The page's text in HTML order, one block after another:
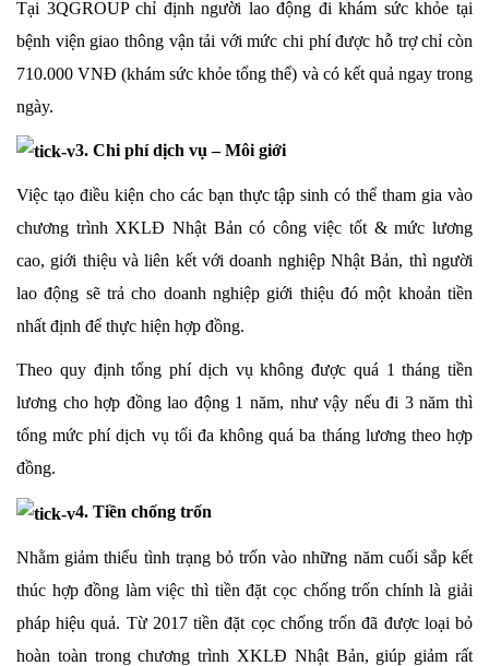
Tại 3QGROUP chỉ định người lao động đi khám sức khỏe tại
bệnh viện giao thông vận tải với mức chi phí được hỗ trợ chỉ còn
710.000 VNĐ (khám sức khỏe tổng thể) và có kết quả ngay trong
ngày.
3. Chi phí dịch vụ – Môi giới
Việc tạo điều kiện cho các bạn thực tập sinh có thể tham gia vào
chương trình XKLĐ Nhật Bản có công việc tốt & mức lương
cao, giới thiệu và liên kết với doanh nghiệp Nhật Bản, thì người
lao động sẽ trả cho doanh nghiệp giới thiệu đó một khoản tiền
nhất định để thực hiện hợp đồng.
Theo quy định tổng phí dịch vụ không được quá 1 tháng tiền
lương cho hợp đồng lao động 1 năm, như vậy nếu đi 3 năm thì
tổng mức phí dịch vụ tối đa không quá ba tháng lương theo hợp
đồng.
4. Tiền chống trốn
Nhằm giảm thiểu tình trạng bỏ trốn vào những năm cuối sắp kết
thúc hợp đồng làm việc thì tiền đặt cọc chống trốn chính là giải
pháp hiệu quả. Từ 2017 tiền đặt cọc chống trốn đã được loại bỏ
hoàn toàn trong chương trình XKLĐ Nhật Bản, giúp giảm rất